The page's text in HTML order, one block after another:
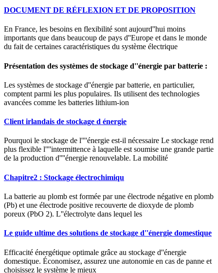
DOCUMENT DE RÉFLEXION ET DE PROPOSITION
En France, les besoins en flexibilité sont aujourd''hui moins
importants que dans beaucoup de pays d''Europe et dans le monde
du fait de certaines caractéristiques du système électrique
Présentation des systèmes de stockage d''énergie par batterie :
Les systèmes de stockage d''énergie par batterie, en particulier,
comptent parmi les plus populaires. Ils utilisent des technologies
avancées comme les batteries lithium-ion
Client irlandais de stockage d énergie
Pourquoi le stockage de l''''énergie est-il nécessaire Le stockage rend
plus flexible l''''intermittence à laquelle est soumise une grande partie
de la production d''''énergie renouvelable. La mobilité
Chapitre2 : Stockage électrochimiqu
La batterie au plomb est formée par une électrode négative en plomb
(Pb) et une électrode positive recouverte de dioxyde de plomb
poreux (PbO 2). L''électrolyte dans lequel les
Le guide ultime des solutions de stockage d''énergie domestique
Efficacité énergétique optimale grâce au stockage d''énergie
domestique. Économisez, assurez une autonomie en cas de panne et
choisissez le système le mieux